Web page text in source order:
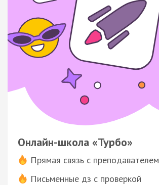
Онлайн-школа «Турбо»
Прямая связь с преподавателем
Письменные дз с проверкой